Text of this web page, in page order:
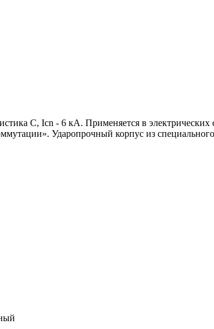
С, Icn - 6 кА. Применяется в электрических
Ударопрочный корпус из